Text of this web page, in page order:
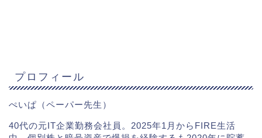
プロフィール
ぺいぱ（ペーパー先生）
40代の元IT企業勤務会社員。2025年1月からFIRE生活